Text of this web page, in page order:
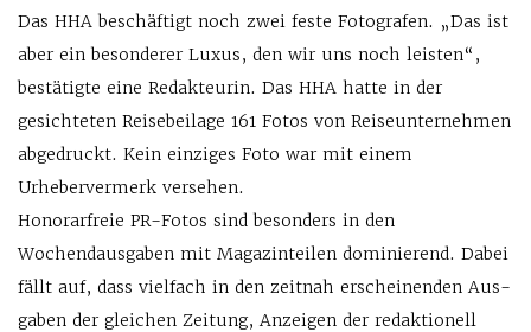
Das HHA beschäftigt noch zwei feste Fotografen. „Das ist
aber ein besonderer Luxus, den wir uns noch leisten“,
bestätigte eine Redakteurin. Das HHA hatte in der
gesichteten Reisebeilage 161 Fotos von Reiseunternehmen
abgedruckt. Kein einziges Foto war mit einem
Urhebervermerk versehen.
Honorarfreie PR-Fotos sind besonders in den
Wochendausgaben mit Magazinteilen dominierend. Dabei
fällt auf, dass ­vielfach in den zeitnah erscheinenden Aus­
gaben der gleichen Zeitung, Anzeigen der redaktionell